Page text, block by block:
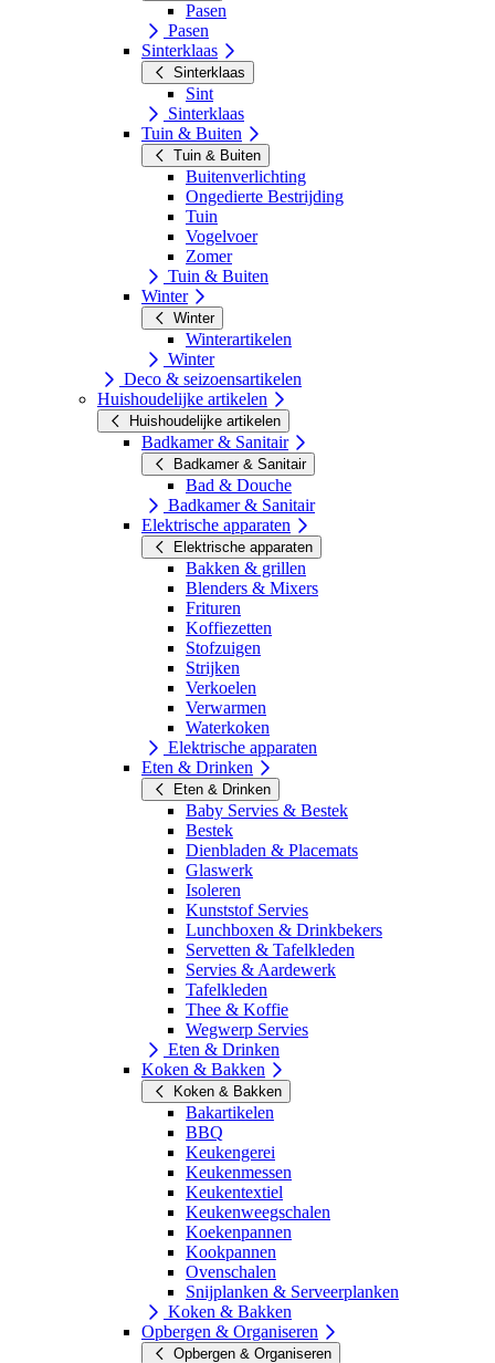
Pasen
Pasen
Sinterklaas
Sinterklaas
Sint
Sinterklaas
Tuin & Buiten
Tuin & Buiten
Buitenverlichting
Ongedierte Bestrijding
Tuin
Vogelvoer
Zomer
Tuin & Buiten
Winter
Winter
Winterartikelen
Winter
Deco & seizoensartikelen
Huishoudelijke artikelen
Huishoudelijke artikelen
Badkamer & Sanitair
Badkamer & Sanitair
Bad & Douche
Badkamer & Sanitair
Elektrische apparaten
Elektrische apparaten
Bakken & grillen
Blenders & Mixers
Frituren
Koffiezetten
Stofzuigen
Strijken
Verkoelen
Verwarmen
Waterkoken
Elektrische apparaten
Eten & Drinken
Eten & Drinken
Baby Servies & Bestek
Bestek
Dienbladen & Placemats
Glaswerk
Isoleren
Kunststof Servies
Lunchboxen & Drinkbekers
Servetten & Tafelkleden
Servies & Aardewerk
Tafelkleden
Thee & Koffie
Wegwerp Servies
Eten & Drinken
Koken & Bakken
Koken & Bakken
Bakartikelen
BBQ
Keukengerei
Keukenmessen
Keukentextiel
Keukenweegschalen
Koekenpannen
Kookpannen
Ovenschalen
Snijplanken & Serveerplanken
Koken & Bakken
Opbergen & Organiseren
Opbergen & Organiseren